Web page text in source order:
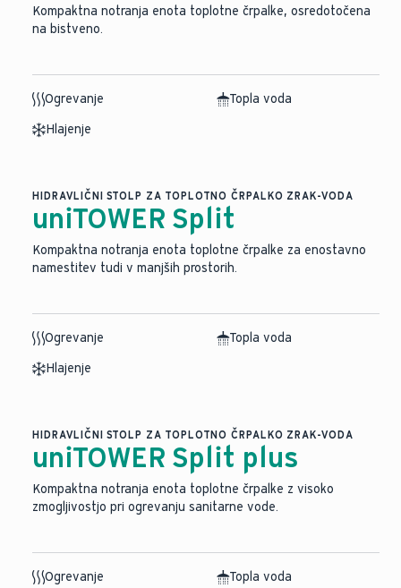
Kompaktna notranja enota toplotne črpalke, osredotočena
na bistveno.
Ogrevanje
Topla voda
Hlajenje
HIDRAVLIČNI STOLP ZA TOPLOTNO ČRPALKO ZRAK-VODA
uniTOWER Split
Kompaktna notranja enota toplotne črpalke za enostavno
namestitev tudi v manjših prostorih.
Ogrevanje
Topla voda
Hlajenje
HIDRAVLIČNI STOLP ZA TOPLOTNO ČRPALKO ZRAK-VODA
uniTOWER Split plus
Kompaktna notranja enota toplotne črpalke z visoko
zmogljivostjo pri ogrevanju sanitarne vode.
Ogrevanje Topla voda